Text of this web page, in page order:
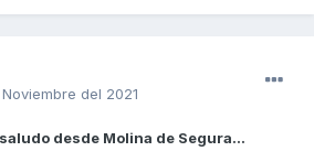
del 2021
desde Molina de Segura...